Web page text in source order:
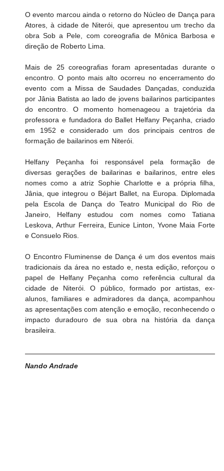
O evento marcou ainda o retorno do Núcleo de Dança para
Atores, à cidade de Niterói, que apresentou um trecho da
obra Sob a Pele, com coreografia de Mônica Barbosa e
direção de Roberto Lima.
Mais de 25 coreografias foram apresentadas durante o
encontro. O ponto mais alto ocorreu no encerramento do
evento com a Missa de Saudades Dançadas, conduzida
por Jânia Batista ao lado de jovens bailarinos participantes
do encontro. O momento homenageou a trajetória da
professora e fundadora do Ballet Helfany Peçanha, criado
em 1952 e considerado um dos principais centros de
formação de bailarinos em Niterói.
Helfany Peçanha foi responsável pela formação de
diversas gerações de bailarinas e bailarinos, entre eles
nomes como a atriz Sophie Charlotte e a própria filha,
Jânia, que integrou o Béjart Ballet, na Europa. Diplomada
pela Escola de Dança do Teatro Municipal do Rio de
Janeiro, Helfany estudou com nomes como Tatiana
Leskova, Arthur Ferreira, Eunice Linton, Yvone Maia Forte
e Consuelo Rios.
O Encontro Fluminense de Dança é um dos eventos mais
tradicionais da área no estado e, nesta edição, reforçou o
papel de Helfany Peçanha como referência cultural da
cidade de Niterói. O público, formado por artistas, ex-
alunos, familiares e admiradores da dança, acompanhou
as apresentações com atenção e emoção, reconhecendo o
impacto duradouro de sua obra na história da dança
brasileira.
Nando Andrade